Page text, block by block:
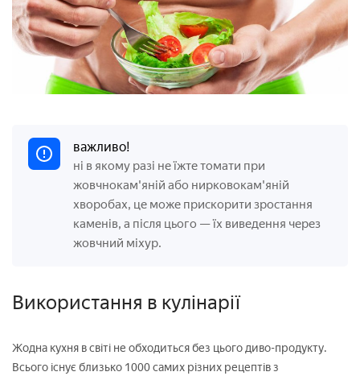
важливо!
ні в якому разі не їжте томати при
жовчнокам'яній або нирковокам'яній
хворобах, це може прискорити зростання
каменів, а після цього — їх виведення через
жовчний міхур.
Використання в кулінарії
Жодна кухня в світі не обходиться без цього диво-продукту.
Всього існує близько 1000 самих різних рецептів з